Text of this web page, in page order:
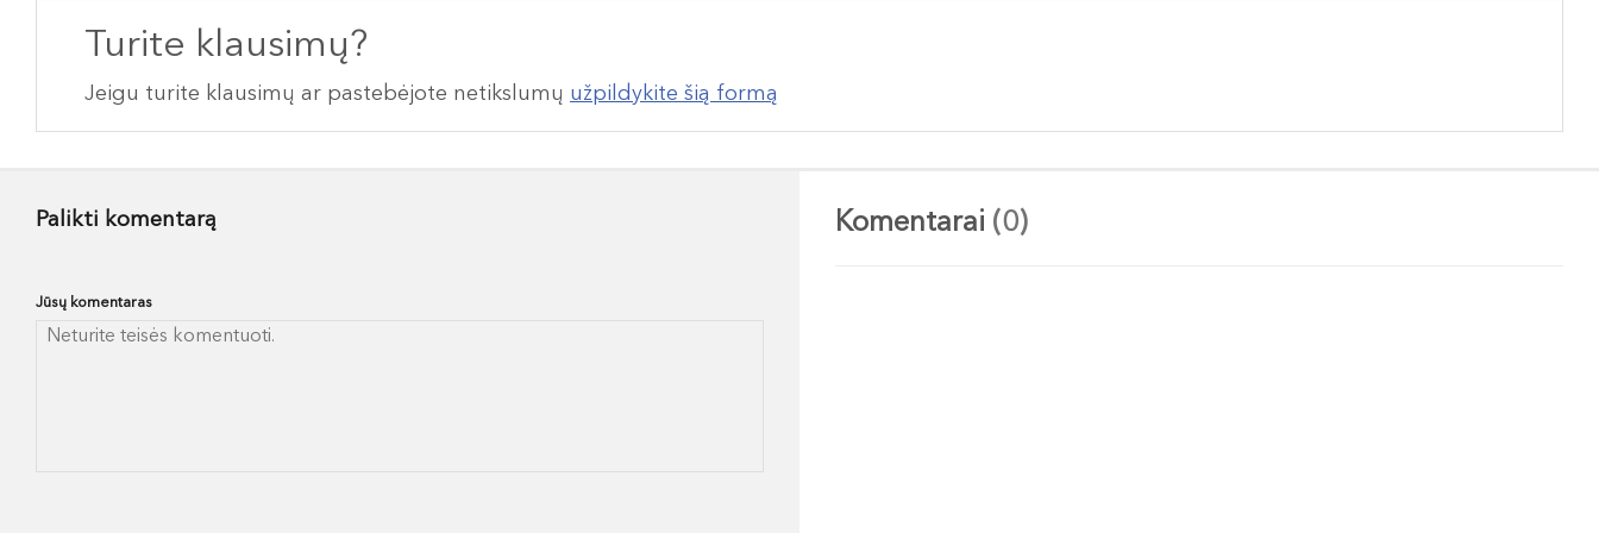
Turite klausimų?
Jeigu turite klausimų ar pastebėjote netikslumų užpildykite šią formą
Palikti komentarą
Jūsų komentaras
Komentarai (0)